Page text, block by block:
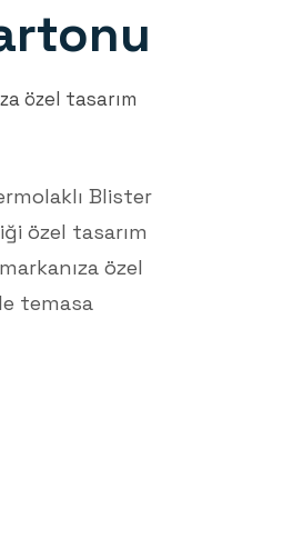
özel tasarım
Blister
özel tasarım
özel
temasa